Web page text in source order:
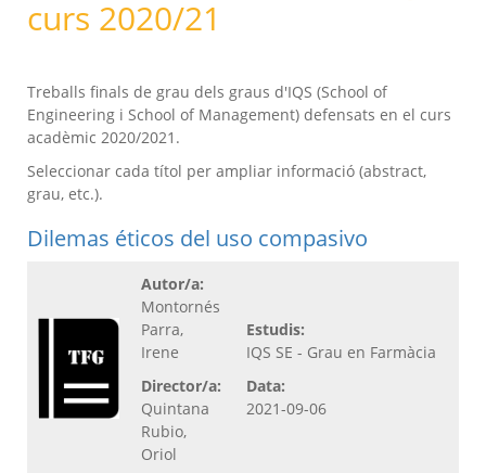
curs 2020/21
Treballs finals de grau dels graus d'IQS (School of
Engineering i School of Management) defensats en el curs
acadèmic 2020/2021.
Seleccionar cada títol per ampliar informació (abstract,
grau, etc.).
Dilemas éticos del uso compasivo
Autor/a:
Montornés
Parra,
Irene
Director/a:
Quintana
Rubio,
Oriol
Estudis:
IQS SE - Grau en Farmàcia
Data:
2021-09-06